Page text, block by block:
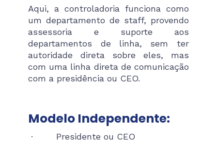
Aqui, a controladoria funciona como
um departamento de staff, provendo
assessoria e suporte aos
departamentos de linha, sem ter
autoridade direta sobre eles, mas
com uma linha direta de comunicação
com a presidência ou CEO.
Modelo Independente:
· Presidente ou CEO